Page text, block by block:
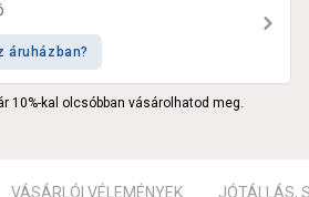
áruházban?
10%-kal olcsóbban vásárolhatod meg.
VÁSÁRLÓI VÉLEMÉNYEK JÓTÁLLÁS,